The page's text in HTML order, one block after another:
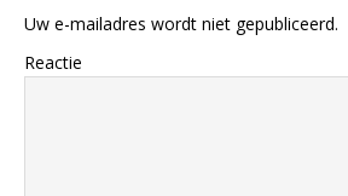
Uw e-mailadres wordt niet gepubliceerd.
Reactie